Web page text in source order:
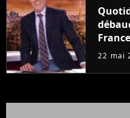
à la
22 mai